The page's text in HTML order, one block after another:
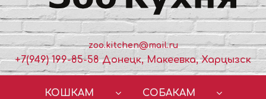
zoo.kitchen@mail.ru
+7(949) 199-85-58 Донецк, Макеевка, Харцызск
КОШКАМ СОБАКАМ